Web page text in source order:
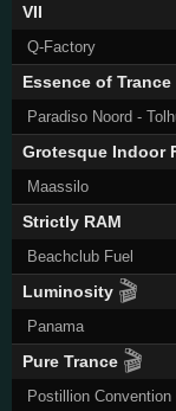
VII
Q-Factory
Essence of Trance
Paradiso Noord -
Grotesque Indoor
Maassilo
Strictly RAM
Beachclub Fuel
Luminosity 🎬
Panama
Pure Trance 🎬
Postillion Convention